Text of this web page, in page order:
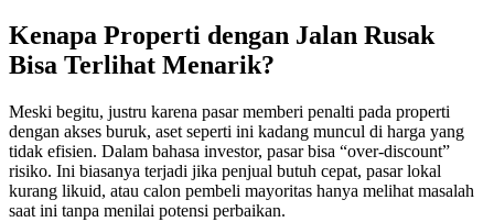
Kenapa Properti dengan Jalan Rusak
Bisa Terlihat Menarik?
Meski begitu, justru karena pasar memberi penalti pada properti
dengan akses buruk, aset seperti ini kadang muncul di harga yang
tidak efisien. Dalam bahasa investor, pasar bisa “over-discount”
risiko. Ini biasanya terjadi jika penjual butuh cepat, pasar lokal
kurang likuid, atau calon pembeli mayoritas hanya melihat masalah
saat ini tanpa menilai potensi perbaikan.